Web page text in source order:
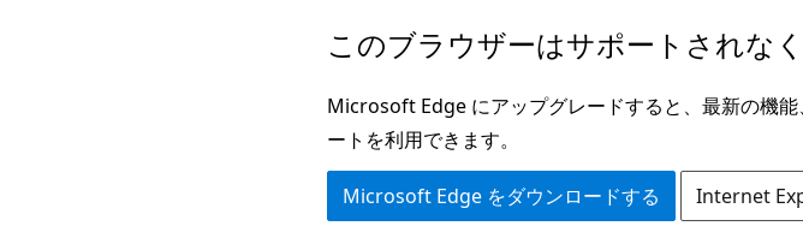
このブラウザーはサポートされなく
Microsoft Edge にアップグレードすると、最新の機
ートを利用できます。
Microsoft Edge をダウンロードする Internet